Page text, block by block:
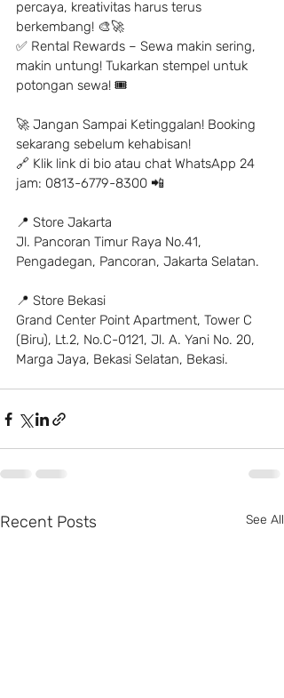
percaya, kreativitas harus terus
berkembang! 🎨🚀
✅ Rental Rewards – Sewa makin sering,
makin untung! Tukarkan stempel untuk
potongan sewa! 🎟
🚀 Jangan Sampai Ketinggalan! Booking
sekarang sebelum kehabisan!
🔗 Klik link di bio atau chat WhatsApp 24
jam: 0813-6779-8300 📲
📍 Store Jakarta
Jl. Pancoran Timur Raya No.41,
Pengadegan, Pancoran, Jakarta Selatan.
📍 Store Bekasi
Grand Center Point Apartment, Tower C
(Biru), Lt.2, No.C-0121, Jl. A. Yani No. 20,
Marga Jaya, Bekasi Selatan, Bekasi.
Recent Posts See All